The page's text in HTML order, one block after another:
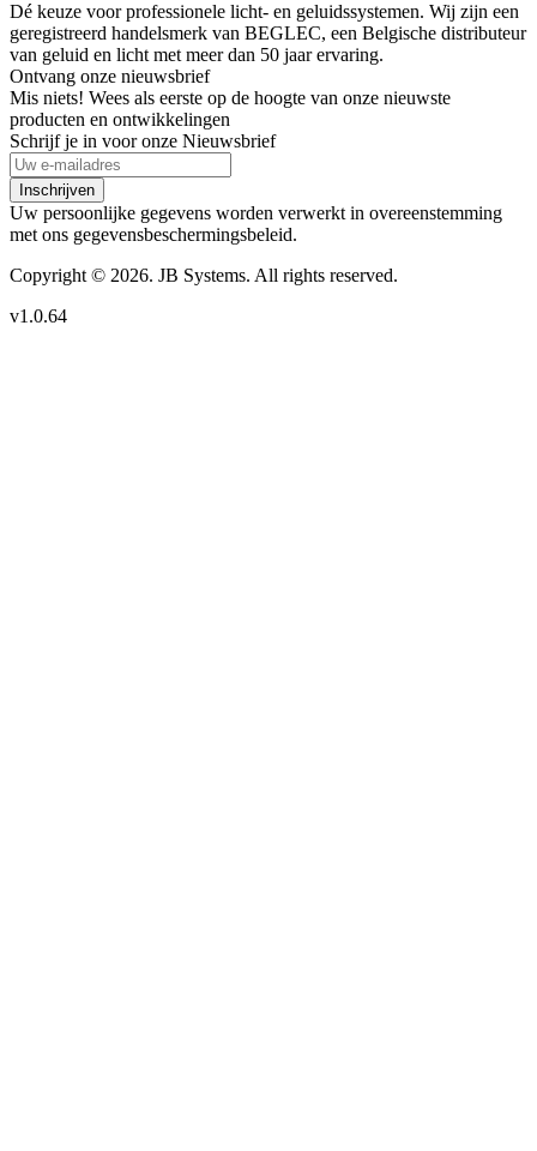
Dé keuze voor professionele licht- en geluidssystemen. Wij zijn een
geregistreerd handelsmerk van BEGLEC, een Belgische distributeur
van geluid en licht met meer dan 50 jaar ervaring.
Ontvang onze nieuwsbrief
Mis niets! Wees als eerste op de hoogte van onze nieuwste
producten en ontwikkelingen
Schrijf je in voor onze Nieuwsbrief
Inschrijven
Uw persoonlijke gegevens worden verwerkt in overeenstemming
met ons gegevensbeschermingsbeleid.
Copyright © 2026. JB Systems. All rights reserved.
v1.0.64